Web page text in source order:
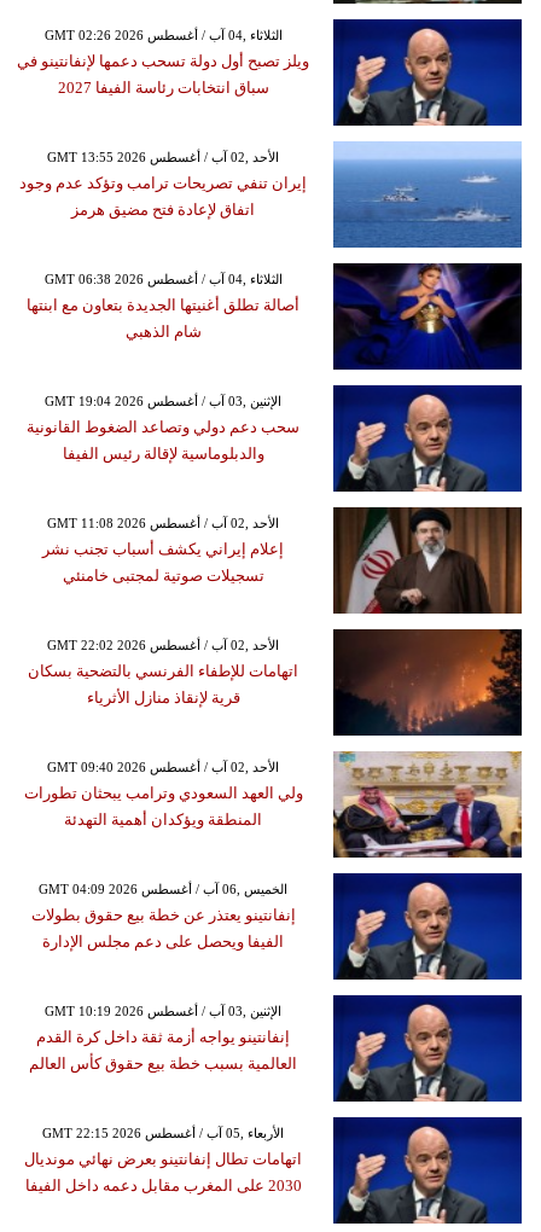
GMT 02:26 2026 الثلاثاء ,04 آب / أغسطس
ويلز تصبح أول دولة تسحب دعمها لإنفانتينو في
سباق انتخابات رئاسة الفيفا 2027
GMT 13:55 2026 الأحد ,02 آب / أغسطس
إيران تنفي تصريحات ترامب وتؤكد عدم وجود
اتفاق لإعادة فتح مضيق هرمز
GMT 06:38 2026 الثلاثاء ,04 آب / أغسطس
أصالة تطلق أغنيتها الجديدة بتعاون مع ابنتها
شام الذهبي
GMT 19:04 2026 الإثنين ,03 آب / أغسطس
سحب دعم دولي وتصاعد الضغوط القانونية
والدبلوماسية لإقالة رئيس الفيفا
GMT 11:08 2026 الأحد ,02 آب / أغسطس
إعلام إيراني يكشف أسباب تجنب نشر
تسجيلات صوتية لمجتبى خامنئي
GMT 22:02 2026 الأحد ,02 آب / أغسطس
اتهامات للإطفاء الفرنسي بالتضحية بسكان
قرية لإنقاذ منازل الأثرياء
GMT 09:40 2026 الأحد ,02 آب / أغسطس
ولي العهد السعودي وترامب يبحثان تطورات
المنطقة ويؤكدان أهمية التهدئة
GMT 04:09 2026 الخميس ,06 آب / أغسطس
إنفانتينو يعتذر عن خطة بيع حقوق بطولات
الفيفا ويحصل على دعم مجلس الإدارة
GMT 10:19 2026 الإثنين ,03 آب / أغسطس
إنفانتينو يواجه أزمة ثقة داخل كرة القدم
العالمية بسبب خطة بيع حقوق كأس العالم
GMT 22:15 2026 الأربعاء ,05 آب / أغسطس
اتهامات تطال إنفانتينو بعرض نهائي مونديال
2030 على المغرب مقابل دعمه داخل الفيفا